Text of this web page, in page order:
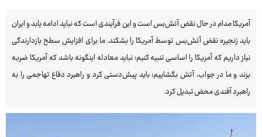
آمریکا مدام در حال نقض آتش‌بس است و این فرآیندی است که نباید ادامه یابد و ایران
باید زنجیره نقض آتش‌بس توسط آمریکا را بشکند. ما برای افزایش سطح بازدارندگی
نیاز داریم که آمریکا را اساسی تنبیه کنیم؛ نباید معادله اینگونه باشد که آمریکا ضربه
بزند و ما در جواب، آتش بگشاییم؛ باید پیش‌دستی کرد و راهبرد دفاع تهاجمی را به
راهبرد آفندی محض تبدیل کرد.